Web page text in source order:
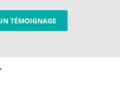
TÉMOIGNAGE